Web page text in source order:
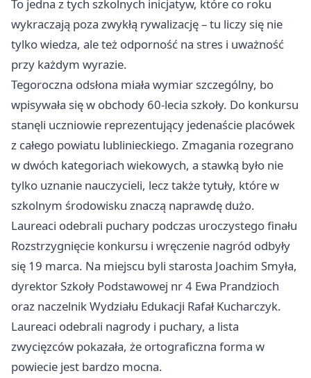
To jedna z tych szkolnych inicjatyw, które co roku
wykraczają poza zwykłą rywalizację – tu liczy się nie
tylko wiedza, ale też odporność na stres i uważność
przy każdym wyrazie.
Tegoroczna odsłona miała wymiar szczególny, bo
wpisywała się w obchody 60-lecia szkoły. Do konkursu
stanęli uczniowie reprezentujący jedenaście placówek
z całego powiatu lublinieckiego. Zmagania rozegrano
w dwóch kategoriach wiekowych, a stawką było nie
tylko uznanie nauczycieli, lecz także tytuły, które w
szkolnym środowisku znaczą naprawdę dużo.
Laureaci odebrali puchary podczas uroczystego finału
Rozstrzygnięcie konkursu i wręczenie nagród odbyły
się 19 marca. Na miejscu byli starosta Joachim Smyła,
dyrektor Szkoły Podstawowej nr 4 Ewa Prandzioch
oraz naczelnik Wydziału Edukacji Rafał Kucharczyk.
Laureaci odebrali nagrody i puchary, a lista
zwycięzców pokazała, że ortograficzna forma w
powiecie jest bardzo mocna.